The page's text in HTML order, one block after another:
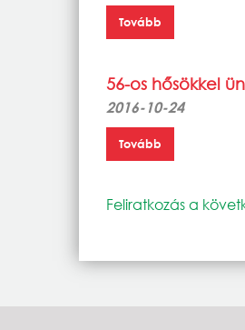
Tovább
56-os hősökkel
2016-10-24
Tovább
Feliratkozás a